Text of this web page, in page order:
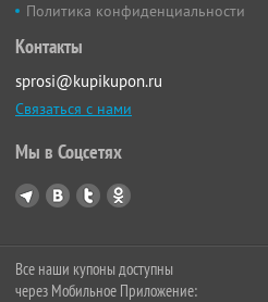
Политика конфиденциальности
Контакты
sprosi@kupikupon.ru
Связаться с нами
Мы в Соцсетях
Все наши купоны доступны
через Мобильное Приложение: